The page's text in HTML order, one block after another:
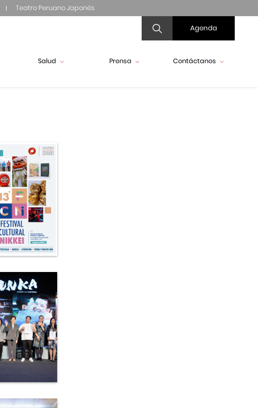
Teatro Peruano Japonés
Agenda
Salud Prensa Contáctanos